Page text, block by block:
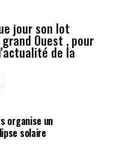
jour son lot
Ouest , pour
de la
organise un
solaire